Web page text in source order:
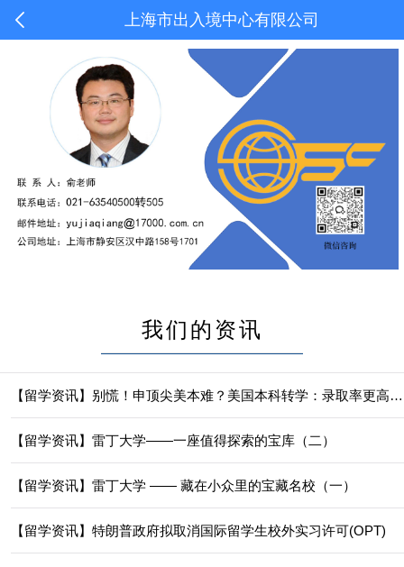
上海市出入境中心有限公司
我们的资讯
【留学资讯】别慌！申顶尖美本难？美国本科转学：录取率更高，轻松圆你名校梦！
【留学资讯】雷丁大学——一座值得探索的宝库（二）
【留学资讯】雷丁大学 —— 藏在小众里的宝藏名校（一）
【留学资讯】特朗普政府拟取消国际留学生校外实习许可(OPT)